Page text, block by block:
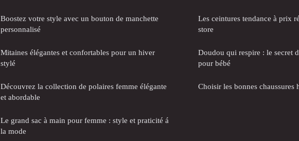
Boostez votre style avec un bouton de manchette
personnalisé
Mitaines élégantes et confortables pour un hiver
stylé
Découvrez la collection de polaires femme élégante
et abordable
Le grand sac à main pour femme : style et praticité á
la mode
Les ceintures tendance à prix
store
Doudou qui respire : le secret
pour bébé
Choisir les bonnes